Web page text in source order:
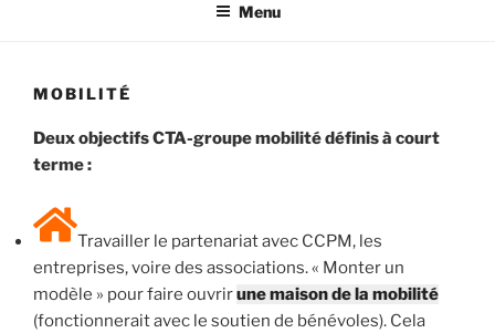
Menu
MOBILITÉ
Deux objectifs CTA-groupe mobilité définis à court
terme :
Travailler le partenariat avec CCPM, les
entreprises, voire des associations. « Monter un
modèle » pour faire ouvrirune maison de la mobilité
(fonctionnerait avec le soutien de bénévoles). Cela